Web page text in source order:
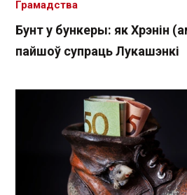
Бунт у бункеры: як Хрэнін
пайшоў супраць Лукашэнкі
Грамадства